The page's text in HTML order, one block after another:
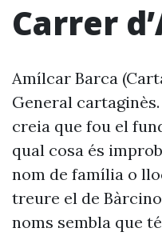
Carrer
Amílcar Barca
General cartaginès.
creia que fou el
qual cosa és
nom de família o
treure el de
noms sembla que